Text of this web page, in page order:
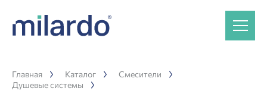
Главная Каталог
Смесители
Душевые системы